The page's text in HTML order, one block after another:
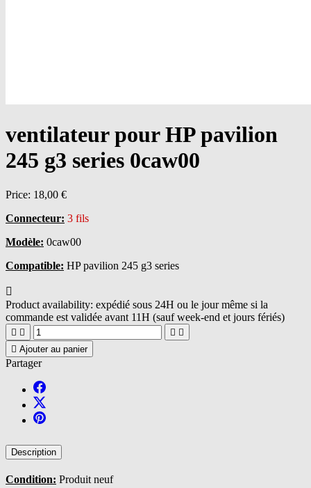
ventilateur pour HP pavilion
245 g3 series 0caw00
Price: 18,00 €
Connecteur: 3 fils
Modèle: 0caw00
Compatible: HP pavilion 245 g3 series

Product availability: expédié sous 24H ou le jour même si la
commande est validée avant 11H (sauf week-end et jours fériés)
   
 Ajouter au panier
Partager
Description
Condition: Produit neuf